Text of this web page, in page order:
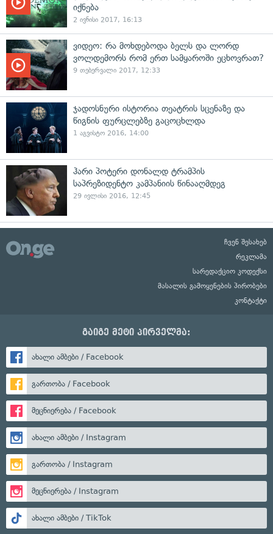
იქნება
2 ივნისი 2017, 16:13
ვიდეო: რა მოხდებოდა ბელს და ლორდ
ვოლდემორს რომ ერთ სამყაროში ეცხოვრათ?
9 თებერვალი 2017, 12:33
ჯადოსნური ისტორია თეატრის სცენაზე და
წიგნის ფურცლებზე გაცოცხლდა
1 აგვისტო 2016, 14:00
ჰარი პოტერი დონალდ ტრამპის
საპრეზიდენტო კამპანიის წინააღმდეგ
29 ივლისი 2016, 12:45
ჩვენ შესახებ
რეკლამა
სარედაქციო კოდექსი
მასალის გამოყენების პირობები
კონტაქტი
გაიგე მეტი პირველმა:
ახალი ამბები / Facebook
გართობა / Facebook
მეცნიერება / Facebook
ახალი ამბები / Instagram
გართობა / Instagram
მეცნიერება / Instagram
ახალი ამბები / TikTok